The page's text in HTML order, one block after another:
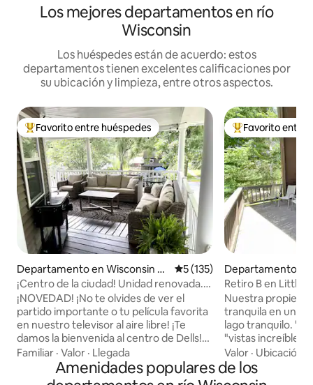
Los mejores departamentos en río
Wisconsin
Los huéspedes están de acuerdo: estos
departamentos tienen excelentes calificaciones por
su ubicación y limpieza, entre otros aspectos.
De los mejores en Favorito entre huéspedes
Favorito entre huéspedes
Departamento en Wisconsin D
ells
Calificación promedio: 5 de
5 (135)
¡Centro de la ciudad! Unidad renovada.
¡TV al aire libre + fogata + juegos!
¡NOVEDAD! ¡No te olvides de ver el
partido importante o tu película favorita
en nuestro televisor al aire libre! ¡Te
damos la bienvenida al centro de Dells!
Esta cómoda, acogedora y locamente
limpia unidad de 1 dormitorio en la planta
baja, también cuenta con 2 espacios al
Familiar · Valor · Llegada
De los mejores
Favorito entre
Departamento
ae
Retiro B en Little
Pines)
Nuestra
tranquila en un
lago tranquilo.
"vistas
"perfecto",
"relajante" son lo
repetidamente
Valor · Ubicación
Amenidades populares de los